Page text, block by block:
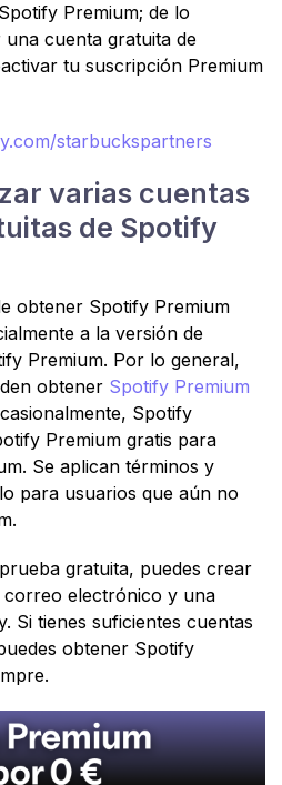
Premium; de lo
cuenta gratuita de
tu suscripción Premium
starbuckspartners
varias cuentas
de Spotify
obtener Spotify Premium
a la versión de
Premium. Por lo general,
obtener Spotify Premium
Spotify
Premium gratis para
Se aplican términos y
para usuarios que aún no
gratuita, puedes crear
electrónico y una
Si tienes suficientes cuentas
obtener Spotify